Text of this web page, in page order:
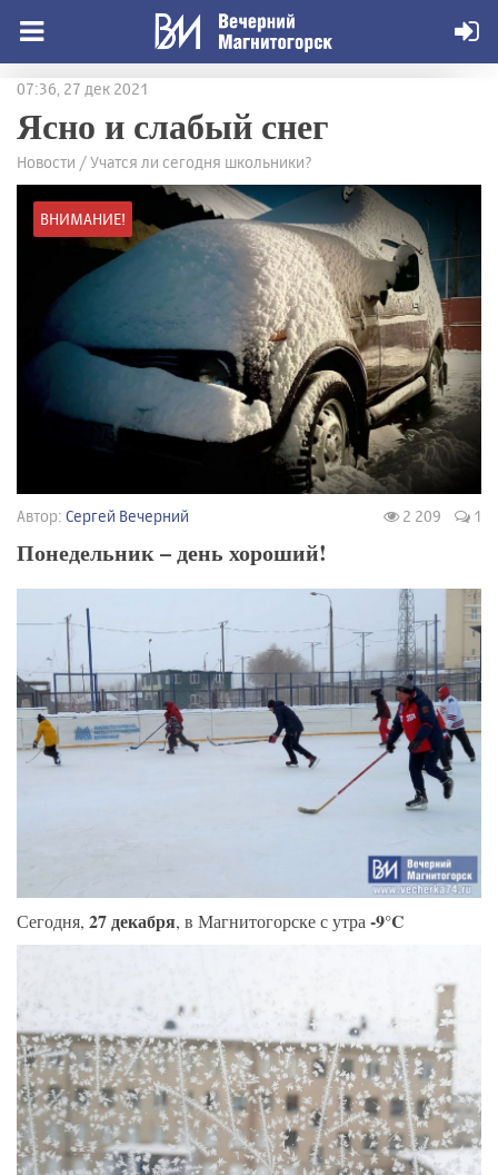
07:36, 27 дек 2021
Ясно и слабый снег
Новости / Учатся ли сегодня школьники?
ВНИМАНИЕ!
Автор: Сергей Вечерний 2 209 1
Понедельник – день хороший!
Сегодня, 27 декабря, в Магнитогорске с утра -9°C